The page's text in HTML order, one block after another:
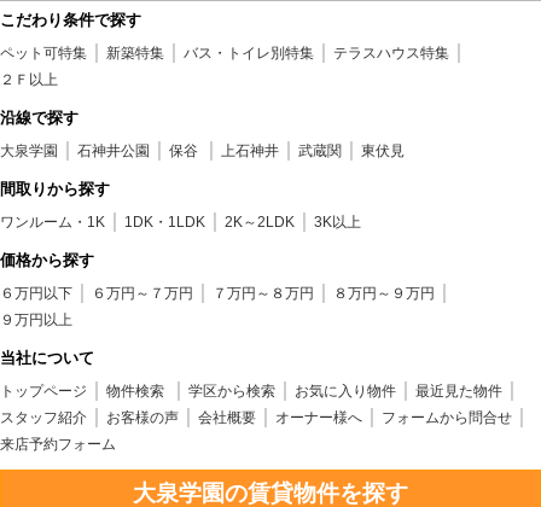
こだわり条件で探す
ペット可特集 新築特集 バス・トイレ別特集
テラスハウス特集
２Ｆ以上
沿線で探す
大泉学園 石神井公園 保谷 上石神井 武蔵関 東伏見
間取りから探す
ワンルーム・1K 1DK・1LDK 2K～2LDK 3K以上
価格から探す
６万円以下 ６万円～７万円 ７万円～８万円
８万円～９万円
９万円以上
当社について
トップページ 物件検索 学区から検索 お気に入り物件
最近見た物件
スタッフ紹介
お客様の声 会社概要 オーナー様へ
フォームから問合せ
来店予約フォーム
大泉学園の賃貸物件を探す